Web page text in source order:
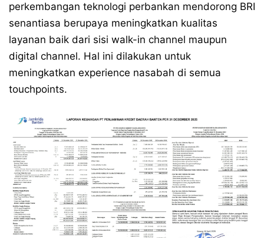
perkembangan teknologi perbankan mendorong BRI
senantiasa berupaya meningkatkan kualitas
layanan baik dari sisi walk-in channel maupun
digital channel. Hal ini dilakukan untuk
meningkatkan experience nasabah di semua
touchpoints.